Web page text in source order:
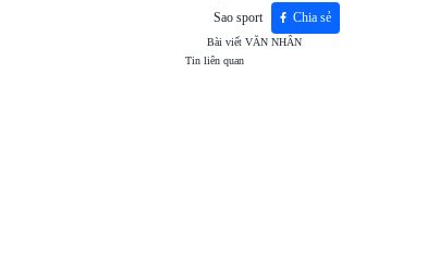
Sao sport Chia sẻ
Bài viết VĂN NHÂN
Tin liên quan